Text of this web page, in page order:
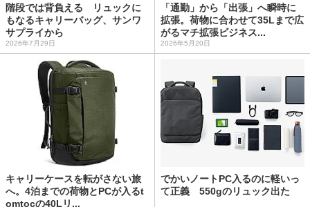
階段では背負える リュックに
もなるキャリーバッグ、サンワ
サプライから
2026年7月29日
「通勤」から「出張」へ瞬時に
拡張。荷物に合わせて35Lまで広
がるマチ拡張ビジネス...
2026年5月20日
キャリーケースを転がさない旅
へ。4泊までの荷物とPCが入るt
omtocの40Lリ...
でかいノートPC入るのに軽いっ
て正義 550gのリュック出た